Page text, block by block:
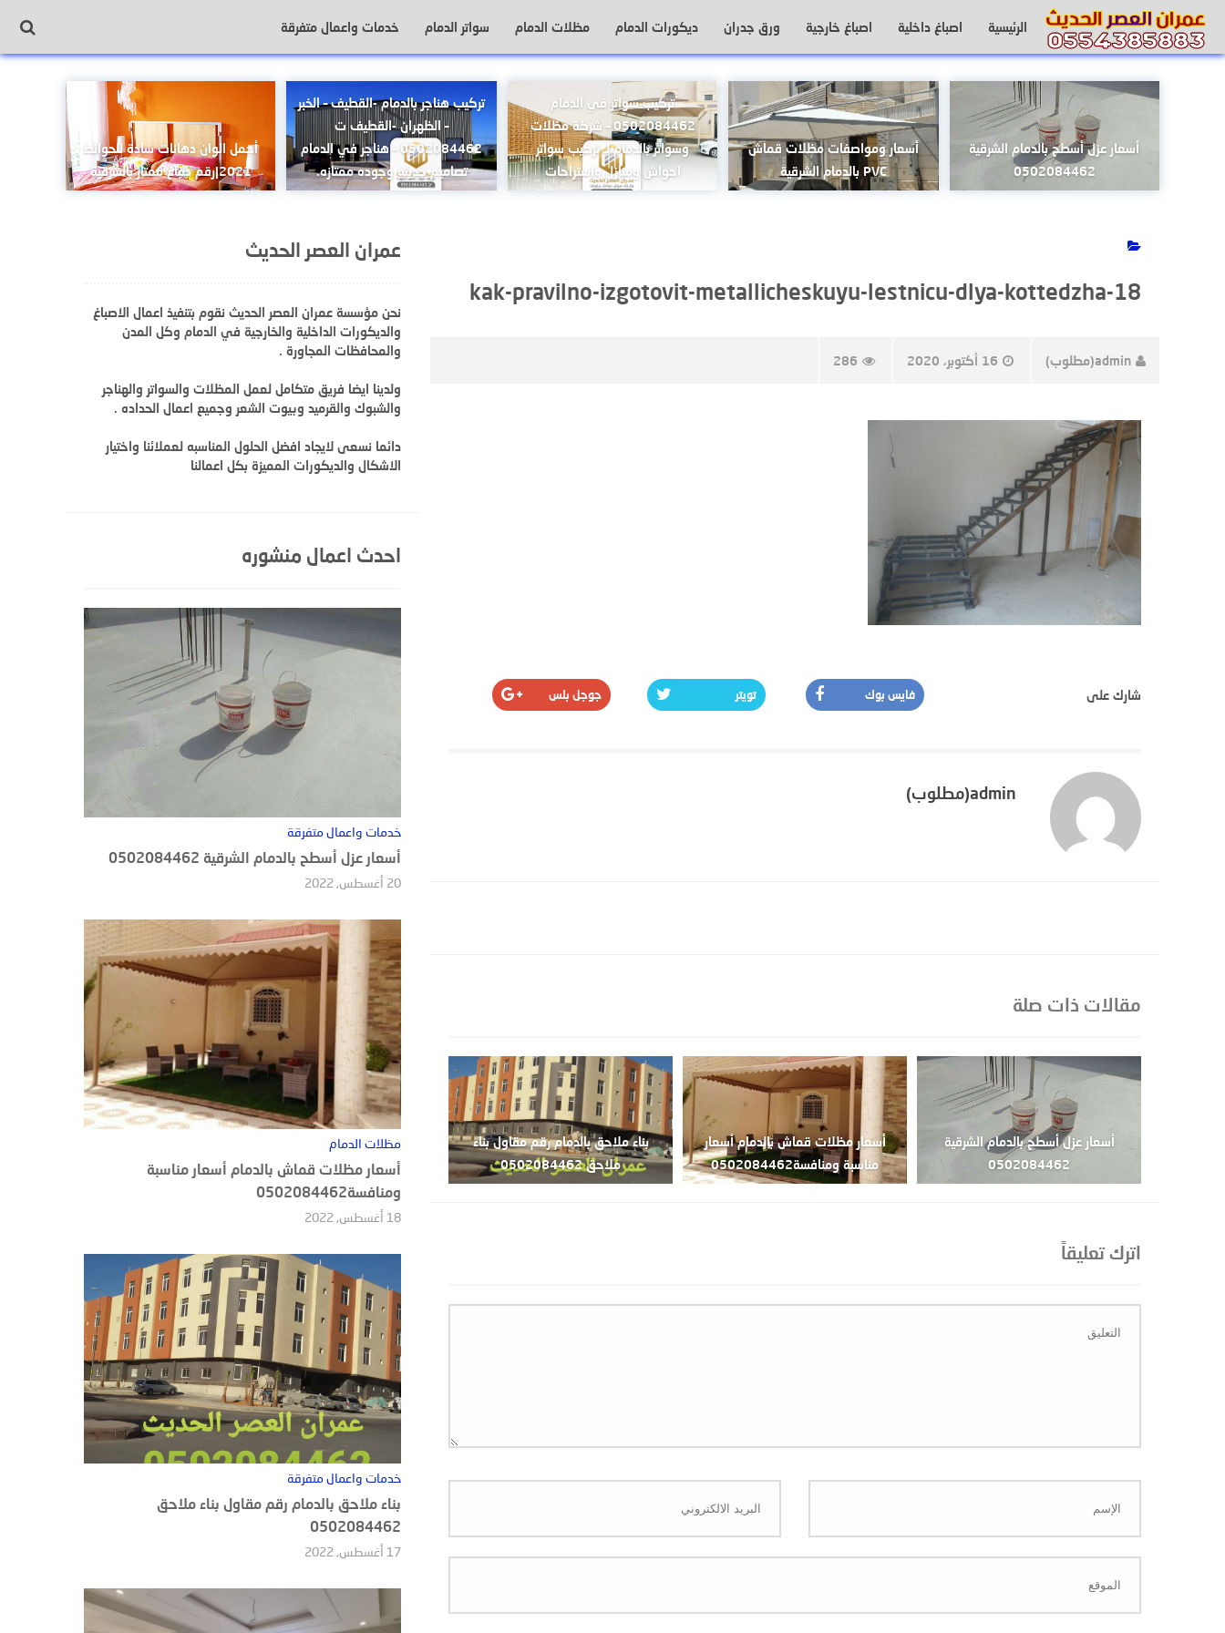
المحتوى
الرئيسية اصباغ داخلية اصباغ خارجية ورق جدران ديكورات الدمام مظلات الدمام سواتر الدمام خدمات واعمال متفرقة
أسعار عزل أسطح بالدمام الشرقية
0502084462
أسعار ومواصفات مظلات قماش
PVC بالدمام الشرقية
تركيب سواتر في الدمام
0502084462 – شركة مظلات
وسواتر بالدمام لـ تركيب سواتر
احواش ومنازل واستراحات
تركيب هناجر بالدمام -القطيف – الخبر
– الظهران -القطيف ت
0502084462 – هناجر في الدمام
تصاميم حديثه وجوده ممتازه.
أجمل الوان دهانات سادة للحوائط
2021|رقم صباغ ممتاز بالشرقية
kak-pravilno-izgotovit-metallicheskuyu-lestnicu-dlya-kottedzha-18
admin(مطلوب) 16 أكتوبر، 2020 286
شارك على فايس بوك تويتر جوجل بلس
admin(مطلوب)
مقالات ذات صلة
أسعار عزل أسطح بالدمام الشرقية
0502084462
أسعار مظلات قماش بالدمام أسعار
مناسبة ومنافسة0502084462
بناء ملاحق بالدمام رقم مقاول بناء
ملاحق 0502084462
اترك تعليقاً
عمران العصر الحديث
نحن مؤسسة عمران العصر الحديث نقوم بتنفيذ اعمال الاصباغ
والديكورات الداخلية والخارجية في الدمام وكل المدن
والمحافظات المجاورة .
ولدينا ايضا فريق متكامل لعمل المظلات والسواتر والهناجر
والشبوك والقرميد وبيوت الشعر وجميع اعمال الحداده .
دائما نسعى لايجاد افضل الحلول المناسبه لعملائنا واختيار
الاشكال والديكورات المميزة بكل اعمالنا
احدث اعمال منشوره
خدمات واعمال متفرقة
أسعار عزل أسطح بالدمام الشرقية 0502084462
20 أغسطس, 2022
مظلات الدمام
أسعار مظلات قماش بالدمام أسعار مناسبة
ومنافسة0502084462
18 أغسطس, 2022
خدمات واعمال متفرقة
بناء ملاحق بالدمام رقم مقاول بناء ملاحق
0502084462
17 أغسطس, 2022